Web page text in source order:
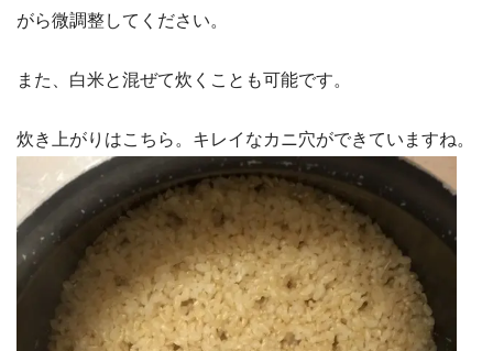
がら微調整してください。
また、白米と混ぜて炊くことも可能です。
炊き上がりはこちら。キレイなカニ穴ができていますね。